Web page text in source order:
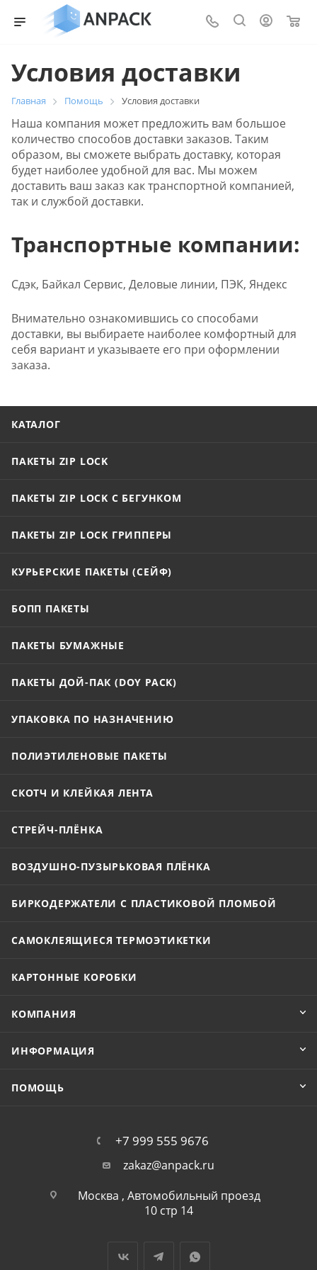
0
Условия доставки
Главная Помощь Условия доставки
Наша компания может предложить вам большое
количество способов доставки заказов. Таким
образом, вы сможете выбрать доставку, которая
будет наиболее удобной для вас. Мы можем
доставить ваш заказ как транспортной компанией,
так и службой доставки.
Транспортные компании:
Сдэк, Байкал Сервис, Деловые линии, ПЭК, Яндекс
Внимательно ознакомившись со способами
доставки, вы выбираете наиболее комфортный для
себя вариант и указываете его при оформлении
заказа.
КАТАЛОГ
ПАКЕТЫ ZIP LOCK
ПАКЕТЫ ZIP LOCK С БЕГУНКОМ
ПАКЕТЫ ZIP LOCK ГРИППЕРЫ
КУРЬЕРСКИЕ ПАКЕТЫ (СЕЙФ)
БОПП ПАКЕТЫ
ПАКЕТЫ БУМАЖНЫЕ
ПАКЕТЫ ДОЙ-ПАК (DOY PACK)
УПАКОВКА ПО НАЗНАЧЕНИЮ
ПОЛИЭТИЛЕНОВЫЕ ПАКЕТЫ
СКОТЧ И КЛЕЙКАЯ ЛЕНТА
СТРЕЙЧ-ПЛЁНКА
ВОЗДУШНО-ПУЗЫРЬКОВАЯ ПЛЁНКА
БИРКОДЕРЖАТЕЛИ С ПЛАСТИКОВОЙ ПЛОМБОЙ
САМОКЛЕЯЩИЕСЯ ТЕРМОЭТИКЕТКИ
КАРТОННЫЕ КОРОБКИ
КОМПАНИЯ
ИНФОРМАЦИЯ
ПОМОЩЬ
+7 999 555 9676
zakaz@anpack.ru
Москва , Автомобильный проезд
10 стр 14